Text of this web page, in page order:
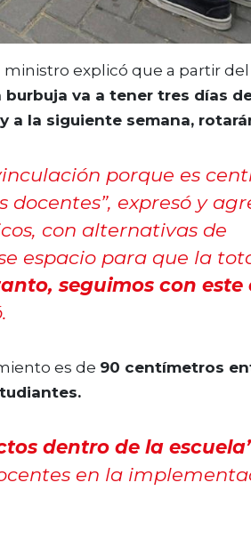
explicó que a partir
va a tener tres días
a la siguiente semana,
porque es
expresó y
con alternativas de
espacio para que la
seguimos con este
es de 90 centímetros
dentro de la
en la